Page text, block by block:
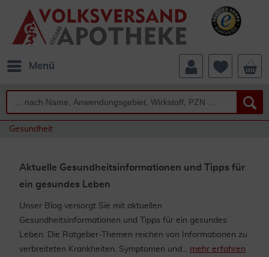
Menü
Gesundheit
Aktuelle Gesundheitsinformationen und Tipps für
ein gesundes Leben
Unser Blog versorgt Sie mit aktuellen
Gesundheitsinformationen und Tipps für ein gesundes
Leben. Die Ratgeber-Themen reichen von Informationen zu
verbreiteten Krankheiten, Symptomen und... mehr erfahren